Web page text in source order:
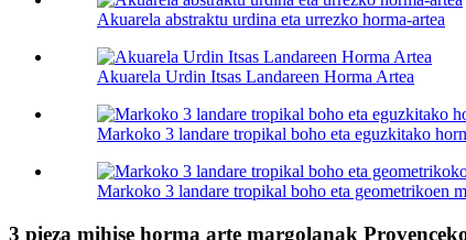
Akuarela abstraktu urdina eta urrezko horma-artea
Akuarela Urdin Itsas Landareen Horma Artea
Markoko 3 landare tropikal boho eta eguzkitako
Markoko 3 landare tropikal boho eta geometrikoen
3 pieza mihise horma arte margolanak